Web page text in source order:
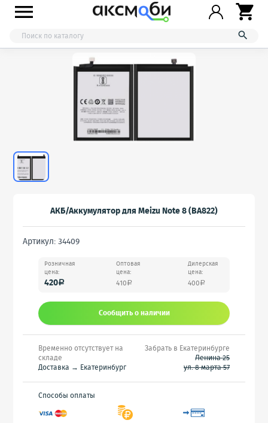



АКБ/Аккумулятор для Meizu Note 8 (BA822)
Артикул: 34409
Розничная
цена:
420a
Оптовая
цена:
410 a
Дилерская
цена:
400 a
Сообщить o наличии
Временно отсутствует на
складе
Доставка → Екатеринбург
Забрать в Екатеринбурге
Ленина 25
ул. 8 марта 57
Способы оплаты